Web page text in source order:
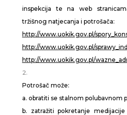
inspekcija te na web
tržišnog natjecanja i potrošača:
http://www.uokik.gov.pl/
http://www.uokik.gov.pl/
http://www.uokik.gov.pl/
Potrošač može:
a. obratiti se stalnom polubavnom
b. zatražiti pokretanje